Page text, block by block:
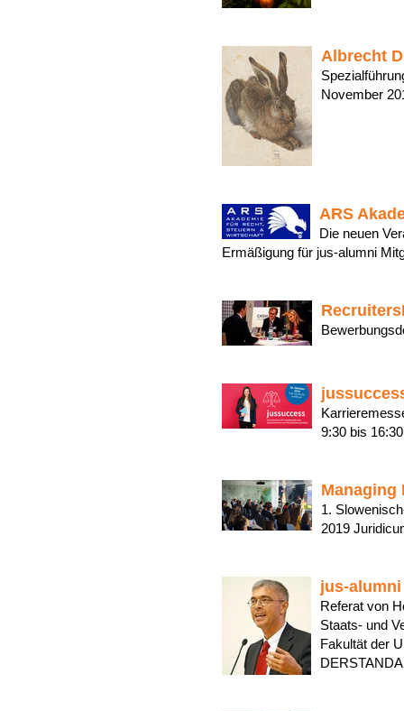
Albrecht
November
ARS
Die neuen
Ermäßigung für jus-alumni
9:30 bis
Managing
1.
2019
jus-
Referat von
Staats- und
Fakultät der